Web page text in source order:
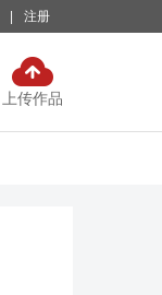
注册
上传作品